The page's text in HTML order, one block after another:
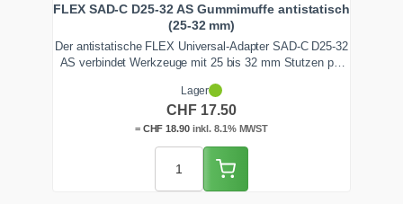
FLEX SAD-C D25-32 AS Gummimuffe antistatisch
(25-32 mm)
Der antistatische FLEX Universal-Adapter SAD-C D25-32
AS verbindet Werkzeuge mit 25 bis 32 mm Stutzen per
zugeschnitten dichtet er luftdicht ab und leitet die
statische Ladung sicher ab.
Lager
CHF 17.50
= CHF 18.90inkl. 8.1% MWST